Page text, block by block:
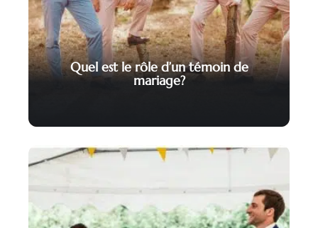
Quel est le rôle d’un témoin de
mariage?